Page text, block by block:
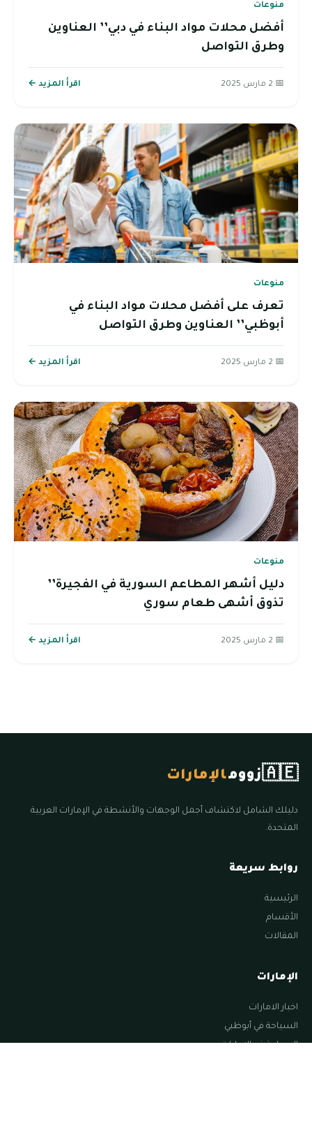
منوعات
أفضل محلات مواد البناء في دبي’’ العناوين
وطرق التواصل
📅 2 مارس 2025 اقرأ المزيد ←
منوعات
تعرف على أفضل محلات مواد البناء في
أبوظبي’’ العناوين وطرق التواصل
📅 2 مارس 2025 اقرأ المزيد ←
منوعات
دليل أشهر المطاعم السورية في الفجيرة’’
تذوق أشهى طعام سوري
📅 2 مارس 2025 اقرأ المزيد ←
🇦🇪زوومالإمارات
دليلك الشامل لاكتشاف أجمل الوجهات والأنشطة في الإمارات العربية
المتحدة.
روابط سريعة
الرئيسية
الأقسام
المقالات
الإمارات
اخبار الامارات
السياحة في أبوظبي
السياحة في الامارات